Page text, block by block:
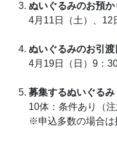
ぬいぐるみのお預か
4月11日（土）、12
ぬいぐるみのお引渡
4月19日（日）9：
募集するぬいぐるみ
10体：条件あり（
※申込多数の場合は